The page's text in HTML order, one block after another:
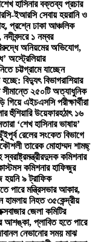
শেখ হাসিনার বক্তব্য প্রচার
ইআরসি সেবায় হয়রানি ও
প্রশ্নে ঢাকা আঞ্চলিক
১ নম্বর
অনিয়মের অভিযোগ,
অস্ট্রেলিয়ার
চট্টগ্রামে যাচ্ছেন
বিদ্যুৎ বিভাগরাশিয়ার
২৫০টি অত্যাধুনিক
গিয়ে এইচএসসি পরীক্ষার্থীরা
হুঁশিয়ারি উয়েফারহঠাৎ ১৬
‘শেখ হাসিনার ভাষায়’
পূর্ব রেলের সংকেত বিভাগে
তারেক মোহাম্মদ শামছ্
দুদক কমিশনার
কমিশনার হাফিজুর
হয়নি ৯ ট্রাফিক
পারে মন্ত্রিসভার আকার,
হামলায় নিহত ৩৫কেন্দ্রীয়
জেলা কমিটির
আশঙ্কা, প্লাবিত হতে পারে
নেভানোর সময় মাঝ